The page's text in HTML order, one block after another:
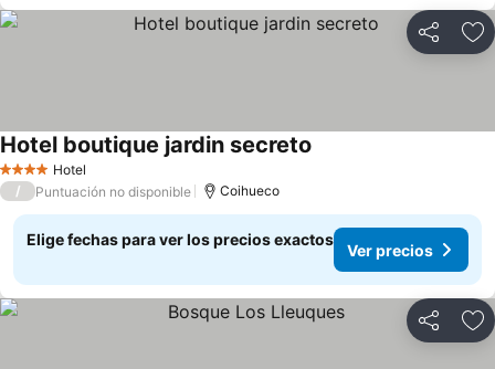
Compartir
4 EstrellasHotel
Hotel boutique jardin secreto
/ Puntuación no disponible Coihueco
Elige fechas para ver los precios exactos
Ver precios
Compartir